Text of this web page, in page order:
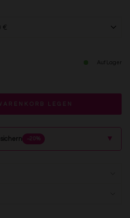
Auf Lager
LEGEN
−20% ▲